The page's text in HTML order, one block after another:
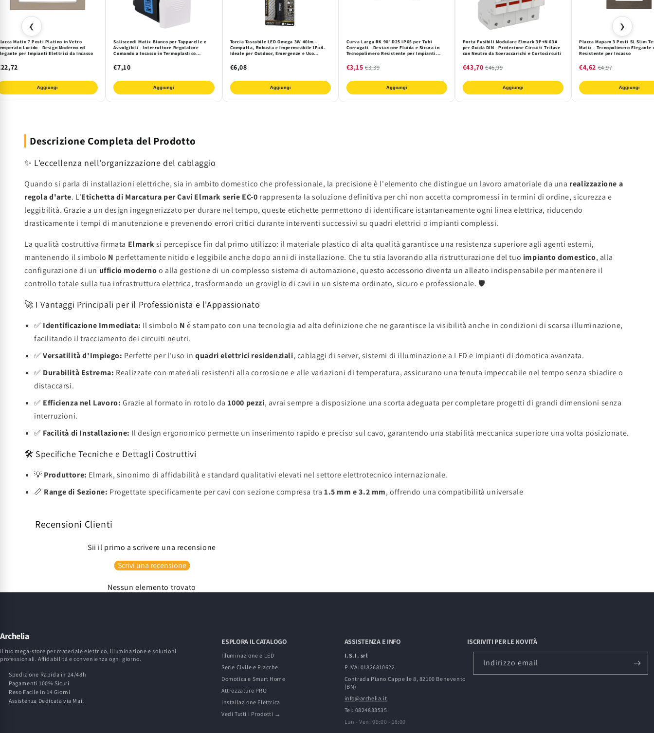
❮
Matix 7 Posti Platino in Vetro
Lucido - Design Moderno ed
per Impianti Elettrici da Incasso
Aggiungi
Saliscendi Matix Bianco per Tapparelle e
Avvolgibili - Interruttore Regolatore
Comando a Incasso in Termoplastico
€7,10
Aggiungi
Torcia Tascabile LED Omega 3W 40lm -
Compatta, Robusta e Impermeabile IPx4.
Ideale per Outdoor, Emergenze e Uso
€6,08
Aggiungi
Curva Larga RK 90° D25 IP65 per Tubi
Corrugati - Deviazione Fluida e Sicura in
Tecnopolimero Resistente per Impianti
€3,15 €3,39
Aggiungi
Porta Fusibili Modulare Elmark 3P+N 63A
per Guida DIN - Protezione Circuiti Trifase
con Neutro da Sovraccarichi e Cortocircuiti
€43,70 €46,99
Aggiungi
Placca Mapam 3 Posti SL Slim
Matix - Tecnopolimero Elegante
Resistente per Incasso
€4,62 €4,97
Aggiungi
❯
Descrizione Completa del Prodotto
✨ L'eccellenza nell'organizzazione del cablaggio
Quando si parla di installazioni elettriche, sia in ambito domestico che professionale, la precisione è l'elemento che distingue un lavoro amatoriale da una realizzazione a
regola d'arte. L'Etichetta di Marcatura per Cavi Elmark serie EC-0 rappresenta la soluzione definitiva per chi non accetta compromessi in termini di ordine, sicurezza e
leggibilità. Grazie a un design ingegnerizzato per durare nel tempo, queste etichette permettono di identificare istantaneamente ogni linea elettrica, riducendo
drasticamente i tempi di manutenzione e prevenendo errori critici durante interventi successivi su quadri elettrici o impianti complessi.
La qualità costruttiva firmata Elmarksi percepisce fin dal primo utilizzo: il materiale plastico di alta qualità garantisce una resistenza superiore agli agenti esterni,
mantenendo il simbolo N perfettamente nitido e leggibile anche dopo anni di installazione. Che tu stia lavorando alla ristrutturazione del tuo impianto domestico, alla
configurazione di un ufficio modernoo alla gestione di un complesso sistema di automazione, questo accessorio diventa un alleato indispensabile per mantenere il
controllo totale sulla tua infrastruttura elettrica, trasformando un groviglio di cavi in un sistema ordinato, sicuro e professionale. 🛡️
🚀 I Vantaggi Principali per il Professionista e l'Appassionato
✅ Identificazione Immediata: Il simbolo N è stampato con una tecnologia ad alta definizione che ne garantisce la visibilità anche in condizioni di scarsa illuminazione,
facilitando il tracciamento dei circuiti neutri.
✅Versatilità d'Impiego: Perfette per l'uso inquadri elettrici residenziali, cablaggi di server, sistemi di illuminazione a LED e impianti di domotica avanzata.
✅ Durabilità Estrema: Realizzate con materiali resistenti alla corrosione e alle variazioni di temperatura, assicurano una tenuta impeccabile nel tempo senza sbiadire o
distaccarsi.
✅ Efficienza nel Lavoro: Grazie al formato in rotolo da 1000 pezzi, avrai sempre a disposizione una scorta adeguata per completare progetti di grandi dimensioni senza
interruzioni.
✅ Facilità di Installazione: Il design ergonomico permette un inserimento rapido e preciso sul cavo, garantendo una stabilità meccanica superiore una volta posizionate.
🛠️ Specifiche Tecniche e Dettagli Costruttivi
💡 Produttore: Elmark, sinonimo di affidabilità e standard qualitativi elevati nel settore elettrotecnico internazionale.
📏 Range di Sezione: Progettate specificamente per cavi con sezione compresa tra1.5 mm e 3.2 mm, offrendo una compatibilità universale
Recensioni Clienti
Sii il primo a scrivere una recensione
Scrivi una recensione
Nessun elemento trovato
Archelia
Il tuo mega-store per materiale elettrico, illuminazione e soluzioni
professionali. Affidabilità e convenienza ogni giorno.
Spedizione Rapida in 24/48h
Pagamenti 100% Sicuri
Reso Facile in 14 Giorni
Assistenza Dedicata via Mail
ESPLORA IL CATALOGO
Illuminazione e LED
Serie Civile e Placche
Domotica e Smart Home
Attrezzature PRO
Installazione Elettrica
Vedi Tutti i Prodotti →
ASSISTENZA E INFO
I.S.I. srl
P.IVA: 01826810622
Contrada Piano Cappelle 8, 82100 Benevento
(BN)
info@archelia.it
Tel: 0824833535
Lun - Ven: 09:00 - 18:00
ISCRIVITI PER LE NOVITÀ
Indirizzo email